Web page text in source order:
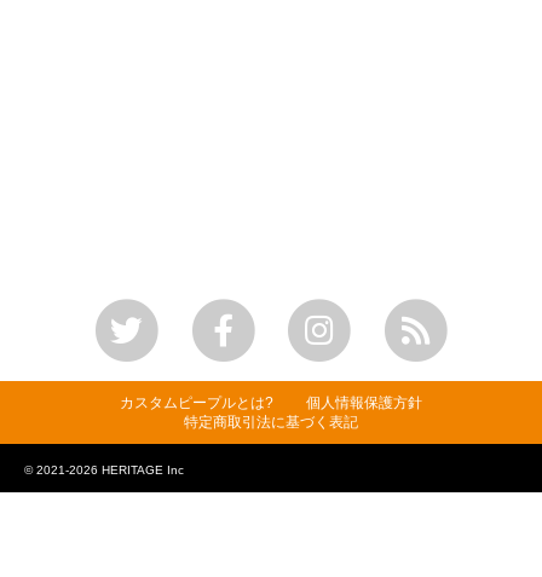
カスタムピープルとは?
個人情報保護方針
特定商取引法に基づく表記
© 2021-2026 HERITAGE Inc